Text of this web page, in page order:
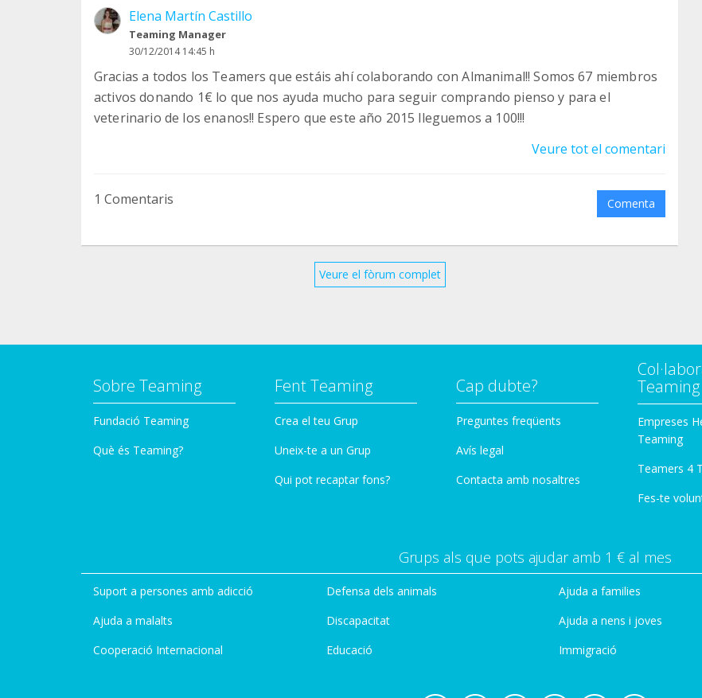
Elena Martín Castillo
Teaming Manager
30/12/2014 14:45 h
Gracias a todos los Teamers que estáis ahí colaborando con Almanimal!! Somos 67 miembros
activos donando 1€ lo que nos ayuda mucho para seguir comprando pienso y para el
veterinario de los enanos!! Espero que este año 2015 lleguemos a 100!!!
Veure tot el comentari
1 Comentaris Comenta
Veure el fòrum complet
Sobre Teaming
Fundació Teaming
Què és Teaming?
Fent Teaming
Crea el teu Grup
Uneix-te a un Grup
Qui pot recaptar fons?
Cap dubte?
Preguntes freqüents
Avís legal
Contacta amb nosaltres
Teaming
Empreses
Teaming
Teamers 4
Fes-te
Grups als que pots ajudar amb 1 € al mes
Suport a persones amb adicció
Ajuda a malalts
Cooperació Internacional
Defensa dels animals
Discapacitat
Educació
Ajuda a families
Ajuda a nens i joves
Immigració